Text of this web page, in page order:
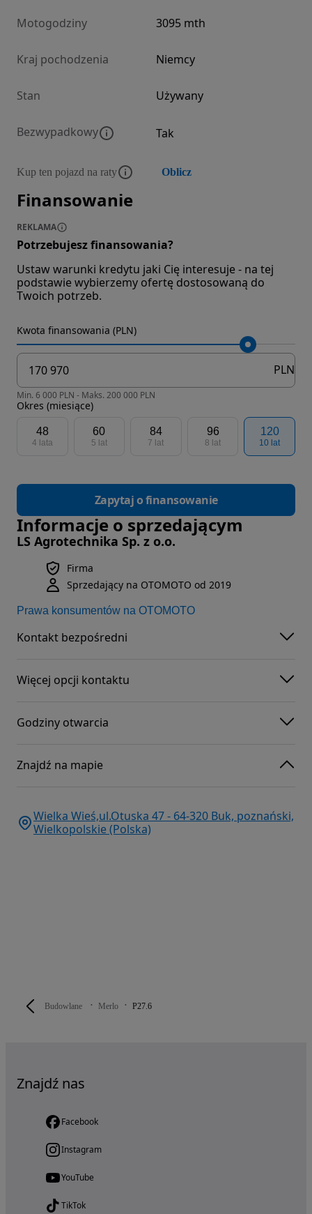
Budowlane Merlo P27.6
Motogodziny 3095 mth
Kraj pochodzenia Niemcy
Stan Używany
Bezwypadkowy Tak
Kup ten pojazd na raty Oblicz
Finansowanie
REKLAMA
Potrzebujesz finansowania?
Ustaw warunki kredytu jaki Cię interesuje - na tej
podstawie wybierzemy ofertę dostosowaną do
Twoich potrzeb.
Kwota finansowania (PLN)
PLN
Min. 6 000 PLN - Maks. 200 000 PLN
Okres (miesiące)
48
4 lata
60
5 lat
84
7 lat
96
8 lat
120
10 lat
Zapytaj o finansowanie
Informacje o sprzedającym
LS Agrotechnika Sp. z o.o.
Firma
Sprzedający na OTOMOTO od 2019
Prawa konsumentów na OTOMOTO
Kontakt bezpośredni
Więcej opcji kontaktu
Godziny otwarcia
Znajdź na mapie
Wielka Wieś,ul.Otuska 47 - 64-320 Buk, poznański,
Wielkopolskie (Polska)
Znajdź nas
Facebook
Instagram
YouTube
TikTok